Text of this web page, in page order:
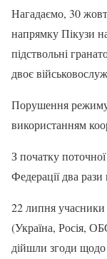
Нагадаємо, 30
напрямку Пікузи
підствольні
двоє
Порушення
використанням
З початку
Федерації два
22 липня учасники
(Україна, Росія,
дійшли згоди